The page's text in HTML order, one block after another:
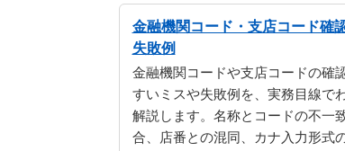
金融機関コード・支店コード確
失敗例
金融機関コードや支店コードの確
すいミスや失敗例を、実務目線で
解説します。名称とコードの不一
合、店番との混同、カナ入力形式